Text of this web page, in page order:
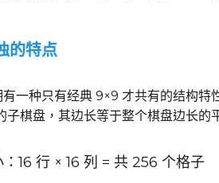
的特点
有一种只有经典 9×9 才共有的结构
子棋盘，其边长等于整个棋盘边长的
：16 行 × 16 列 = 共 256 个格子